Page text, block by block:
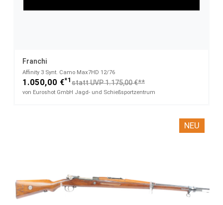
Franchi
Affinity 3 Synt. Camo Max7HD​ 12/76
1.050,00 €*1 statt UVP 1.175,00 €**
von Euroshot GmbH Jagd- und Schießsportzentrum
NEU